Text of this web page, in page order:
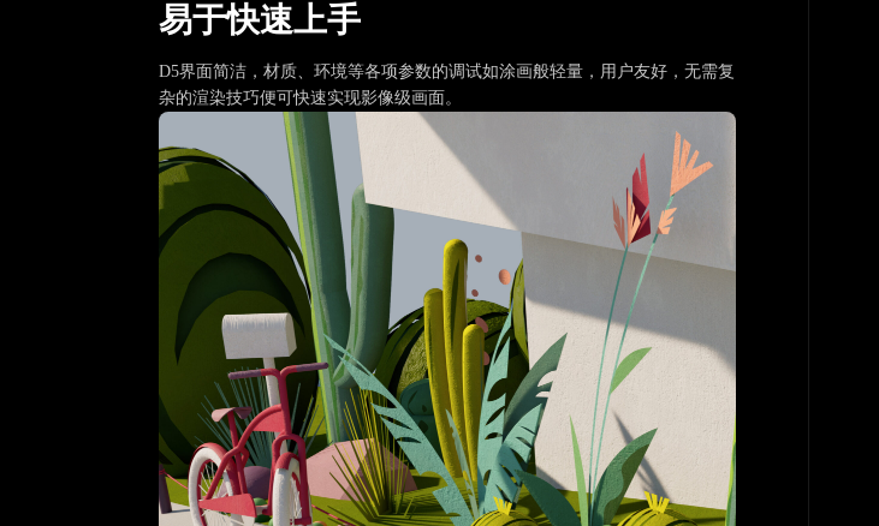
易于快速上手
D5界面简洁，材质、环境等各项参数的调试如涂画般轻量，用户友好，无需复
杂的渲染技巧便可快速实现影像级画面。